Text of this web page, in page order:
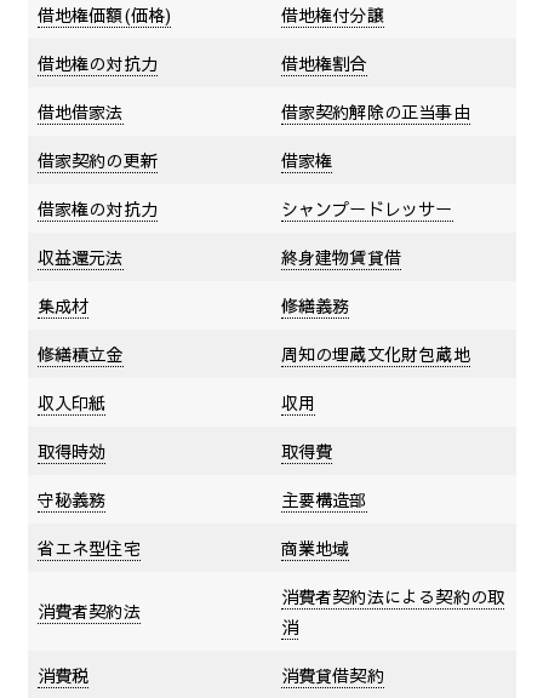
借地権価額(価格)
借地権付分譲
借地権の対抗力
借地権割合
借地借家法
借家契約解除の正当事由
借家契約の更新
借家権
借家権の対抗力
シャンプードレッサー
収益還元法
終身建物賃貸借
集成材
修繕義務
修繕積立金
周知の埋蔵文化財包蔵地
収入印紙
収用
取得時効
取得費
守秘義務
主要構造部
省エネ型住宅
商業地域
消費者契約法
消費者契約法による契約の取
消
消費税
消費貸借契約